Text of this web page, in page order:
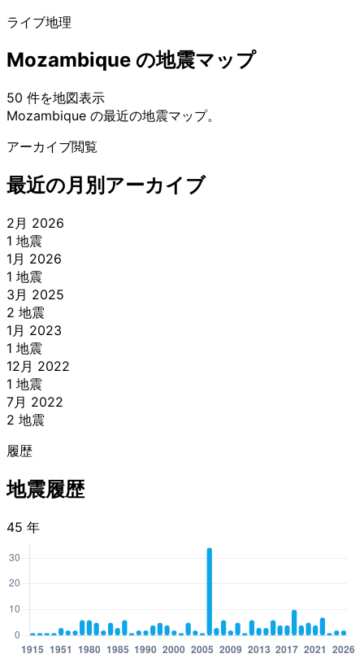
ライブ地理
Mozambique の地震マップ
50 件を地図表示
−
Mozambique の最近の地震マップ。
アーカイブ閲覧
最近の月別アーカイブ
2月 2026
1 地震
1月 2026
1 地震
3月 2025
2 地震
1月 2023
1 地震
12月 2022
1 地震
7月 2022
2 地震
履歴
地震履歴
45 年